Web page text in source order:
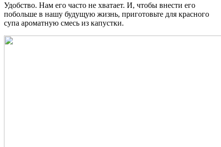
Удобство. Нам его часто не хватает. И, чтобы внести его
побольше в нашу будущую жизнь, приготовьте для красного
супа ароматную смесь из капустки.